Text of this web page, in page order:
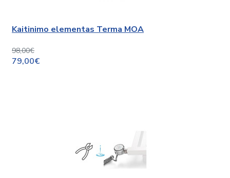
Kaitinimo elementas Terma MOA
98,00€
79,00€